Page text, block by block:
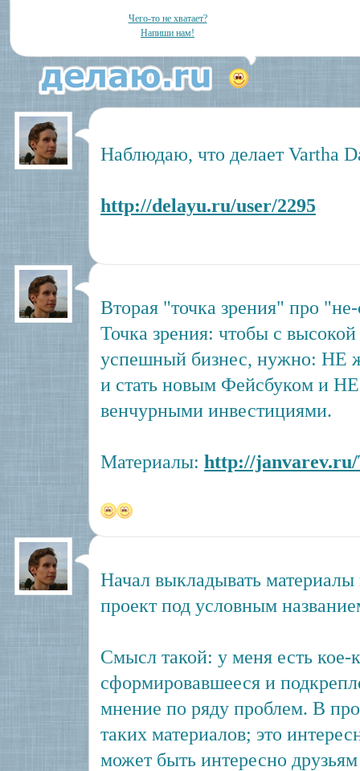
Чего-то не хватает?
Напиши нам!
Наблюдаю, что делает Vartha
http://delayu.ru/user/2295
Вторая "точка зрения" про
Точка зрения: чтобы с
успешный бизнес, нужно: НЕ
и стать новым Фейсбуком и НЕ
венчурными инвестициями.
Материалы: http://
Начал выкладывать
проект под условным
Смысл такой: у меня есть кое-
сформировавшееся и
мнение по ряду проблем. В
таких материалов; это
может быть интересно